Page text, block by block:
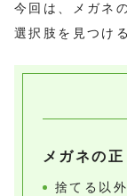
今回は、メガネ
選択肢を見つけ
メガネの
捨てる以